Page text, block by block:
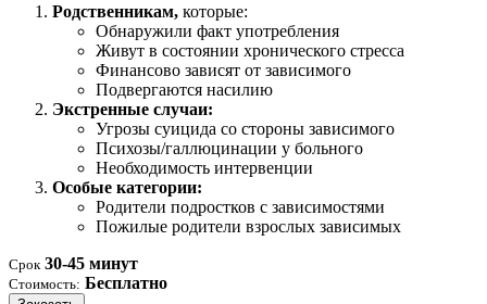
Родственникам, которые:
Обнаружили факт употребления
Живут в состоянии хронического стресса
Финансово зависят от зависимого
Подвергаются насилию
Экстренные случаи:
Угрозы суицида со стороны зависимого
Психозы/галлюцинации у больного
Необходимость интервенции
Особые категории:
Родители подростков с зависимостями
Пожилые родители взрослых зависимых
Срок 30-45 минут
Стоимость: Бесплатно